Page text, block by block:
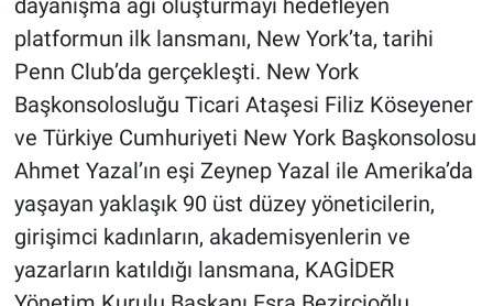
dayanışma ağı oluşturmayı hedefleyen
platformun ilk lansmanı, New York’ta, tarihi
Penn Club’da gerçekleşti. New York
Başkonsolosluğu Ticari Ataşesi Filiz Köseyener
ve Türkiye Cumhuriyeti New York Başkonsolosu
Ahmet Yazal’ın eşi Zeynep Yazal ile Amerika’da
yaşayan yaklaşık 90 üst düzey yöneticilerin,
girişimci kadınların, akademisyenlerin ve
yazarların katıldığı lansmana, KAGİDER